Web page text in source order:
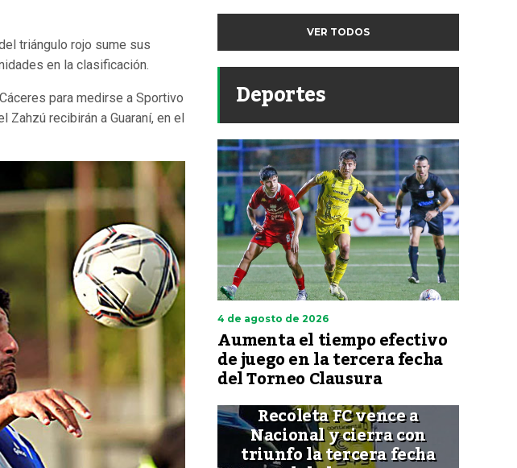
triángulo rojo sume sus
en la clasificación.
para medirse a Sportivo
recibirán a Guaraní, en el
VER TODOS
Deportes
4 de agosto de 2026
Aumenta el tiempo efectivo
de juego en la tercera fecha
del Torneo Clausura
Recoleta FC vence a
Nacional y cierra con
triunfo la tercera fecha